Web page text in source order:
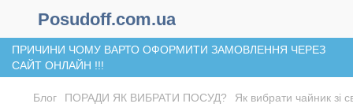
Posudoff.com.ua
ПРИЧИНИ ЧОМУ ВАРТО ОФОРМИТИ ЗАМОВЛЕННЯ ЧЕРЕЗ
САЙТ ОНЛАЙН !!!
Блог ПОРАДИ ЯК ВИБРАТИ ПОСУД? Як вибрати чайник зі